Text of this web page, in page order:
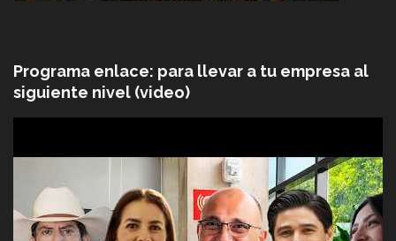
Programa enlace: para llevar a tu empresa al
siguiente nivel (video)